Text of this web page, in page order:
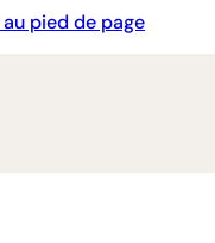
au pied de page